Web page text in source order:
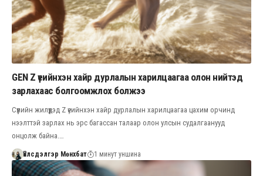
GEN Z үеийнхэн хайр дурлалын харилцаагаа олон нийтэд
зарлахаас болгоомжлох болжээ
Сүүлийн жилүүдэд Z үеийнхэн хайр дурлалын харилцаагаа цахим орчинд
нээлттэй зарлах нь эрс багассан талаар олон улсын судалгаанууд
онцолж байна.…
Үйлсдэлгэр Мөнхбат 1 минут уншина